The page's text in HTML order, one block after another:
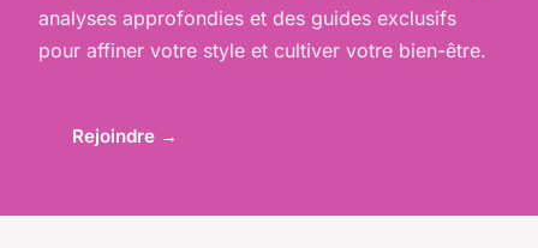
analyses approfondies et des guides exclusifs
pour affiner votre style et cultiver votre bien-être.
Rejoindre →